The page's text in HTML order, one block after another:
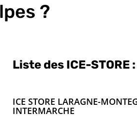
?
Liste des ICE-STORE :
ICE STORE LARAGNE-
INTERMARCHE